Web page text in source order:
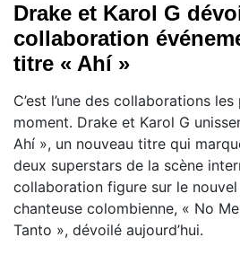
Drake et Karol G
collaboration
titre « Ahí »
C’est l’une des collaborations
moment. Drake et Karol G
Ahí », un nouveau titre qui
deux superstars de la scène
collaboration figure sur le
chanteuse colombienne, « No
Tanto », dévoilé aujourd’hui.